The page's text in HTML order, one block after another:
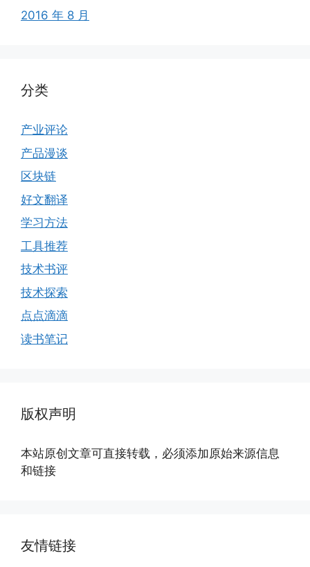
2016 年 8 月
分类
产业评论
产品漫谈
区块链
好文翻译
学习方法
工具推荐
技术书评
技术探索
点点滴滴
读书笔记
版权声明
本站原创文章可直接转载，必须添加原始来源信息
和链接
友情链接